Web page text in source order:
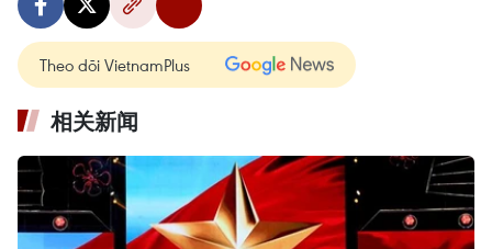
Theo dõi VietnamPlus
相关新闻